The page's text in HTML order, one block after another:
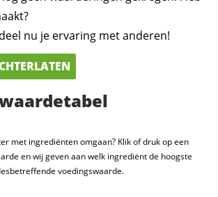
nu je ervaring met anderen!
met ingrediënten omgaan? Klik of druk op een
en wij geven aan welk ingrediënt de hoogste
voedingswaarde.